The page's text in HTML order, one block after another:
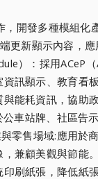
開發多種模組化
新顯示內容，應
）：採用ACeP（
訊顯示、教育看
能耗資訊，協助政
車站牌、社區告
零售場域:應用於
兼顧美觀與節能
刷紙張，降低紙